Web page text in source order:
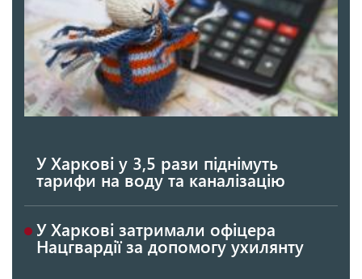
У Харкові у 3,5 рази піднімуть
тарифи на воду та каналізацію
У Харкові затримали офіцера
Нацгвардії за допомогу ухилянту